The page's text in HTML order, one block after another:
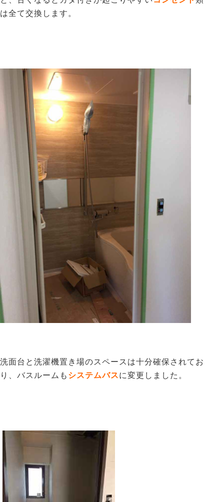
は全て交換します。
洗面台と洗濯機置き場のスペースは十分確保されてお
り、バスルームも システムバスに変更しました。